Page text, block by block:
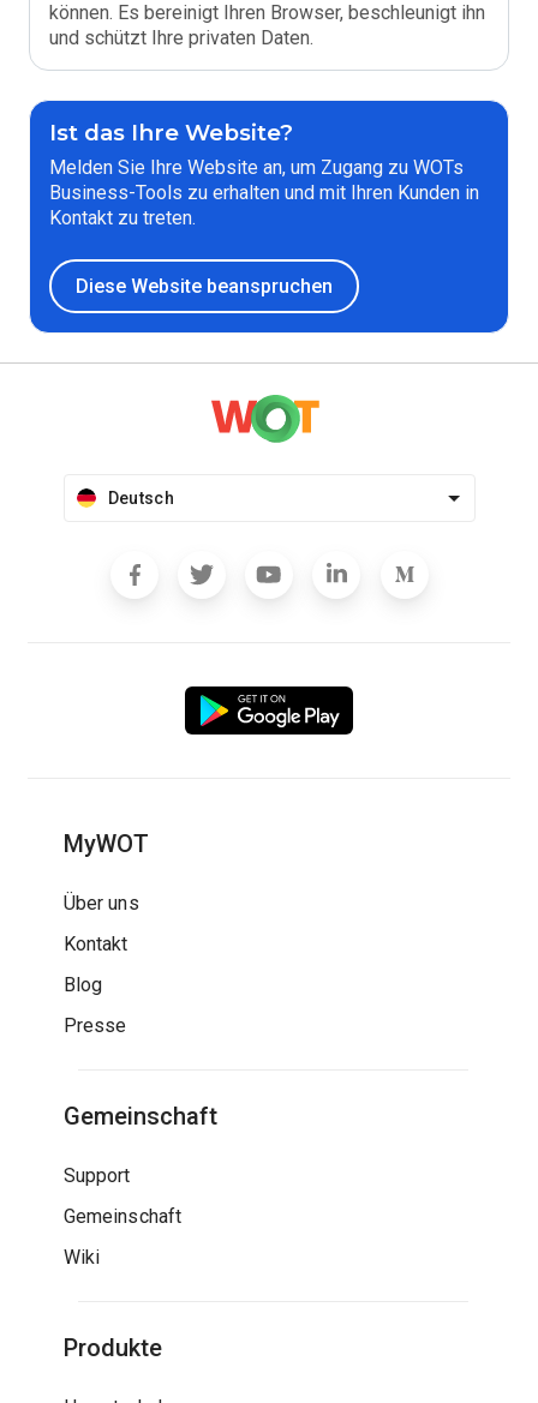
können. Es bereinigt Ihren Browser, beschleunigt ihn
und schützt Ihre privaten Daten.
Ist das Ihre Website?
Melden Sie Ihre Website an, um Zugang zu WOTs
Business-Tools zu erhalten und mit Ihren Kunden in
Kontakt zu treten.
Diese Website beanspruchen
Deutsch
MyWOT
Über uns
Kontakt
Blog
Presse
Gemeinschaft
Support
Gemeinschaft
Wiki
Produkte